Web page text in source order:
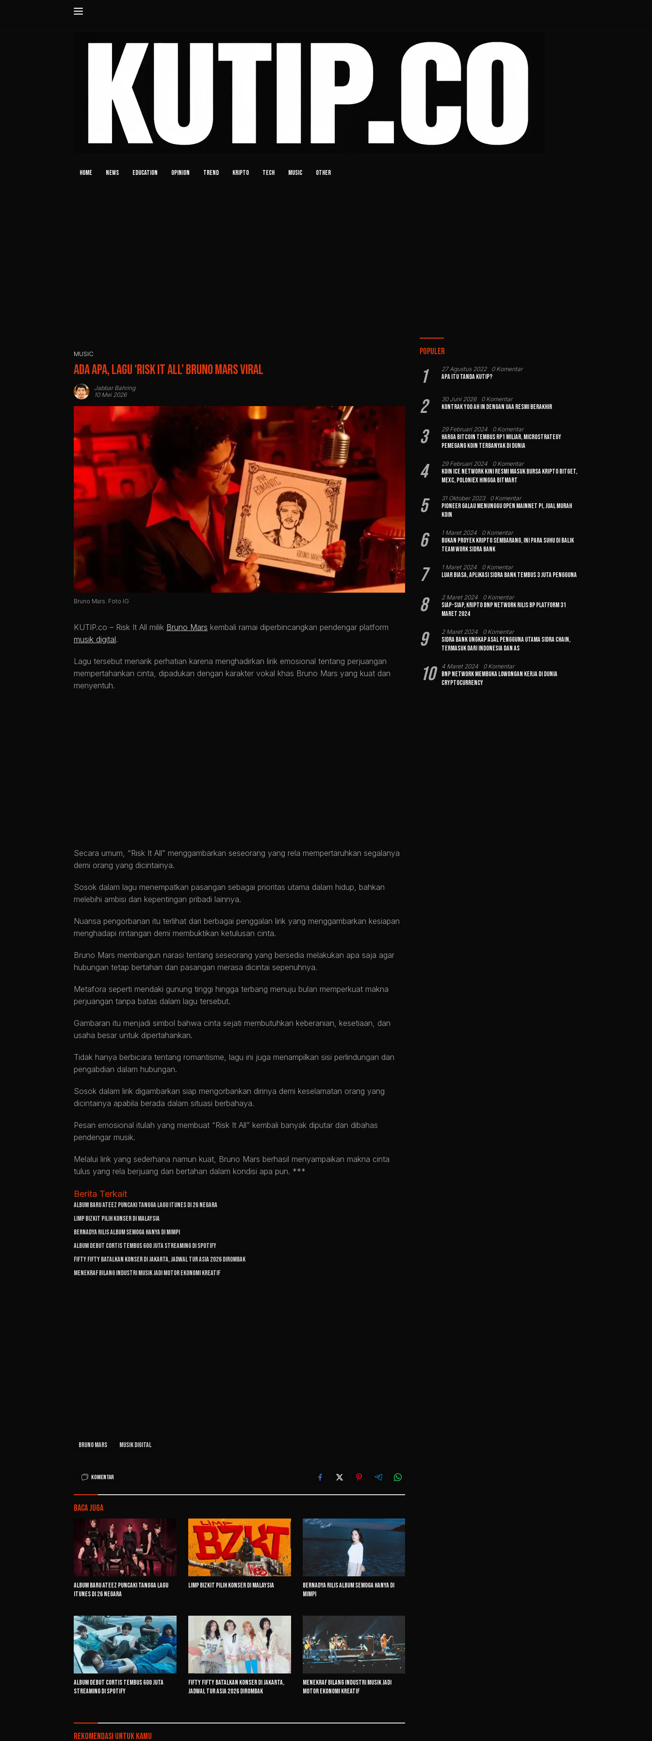
HOME NEWS EDUCATION OPINION TREND KRIPTO TECH MUSIC OTHER
MUSIC
Ada Apa, Lagu ‘Risk It All’ Bruno Mars Viral
Jabbar Bahring
10 Mei 2026
Bruno Mars. Foto IG
KUTIP.co – Risk It All milik Bruno Mars kembali ramai diperbincangkan pendengar platform
musik digital.
Lagu tersebut menarik perhatian karena menghadirkan lirik emosional tentang perjuangan
mempertahankan cinta, dipadukan dengan karakter vokal khas Bruno Mars yang kuat dan
menyentuh.
Secara umum, “Risk It All” menggambarkan seseorang yang rela mempertaruhkan segalanya
demi orang yang dicintainya.
Sosok dalam lagu menempatkan pasangan sebagai prioritas utama dalam hidup, bahkan
melebihi ambisi dan kepentingan pribadi lainnya.
Nuansa pengorbanan itu terlihat dari berbagai penggalan lirik yang menggambarkan kesiapan
menghadapi rintangan demi membuktikan ketulusan cinta.
Bruno Mars membangun narasi tentang seseorang yang bersedia melakukan apa saja agar
hubungan tetap bertahan dan pasangan merasa dicintai sepenuhnya.
Metafora seperti mendaki gunung tinggi hingga terbang menuju bulan memperkuat makna
perjuangan tanpa batas dalam lagu tersebut.
Gambaran itu menjadi simbol bahwa cinta sejati membutuhkan keberanian, kesetiaan, dan
usaha besar untuk dipertahankan.
Tidak hanya berbicara tentang romantisme, lagu ini juga menampilkan sisi perlindungan dan
pengabdian dalam hubungan.
Sosok dalam lirik digambarkan siap mengorbankan dirinya demi keselamatan orang yang
dicintainya apabila berada dalam situasi berbahaya.
Pesan emosional itulah yang membuat “Risk It All” kembali banyak diputar dan dibahas
pendengar musik.
Melalui lirik yang sederhana namun kuat, Bruno Mars berhasil menyampaikan makna cinta
tulus yang rela berjuang dan bertahan dalam kondisi apa pun. ***
Berita Terkait
Album Baru ATEEZ Puncaki Tangga Lagu iTunes di 26 Negara
Limp Bizkit Pilih Konser di Malaysia
Bernadya Rilis Album Semoga Hanya di Mimpi
Album Debut CORTIS Tembus 600 Juta Streaming di Spotify
FIFTY FIFTY Batalkan Konser di Jakarta, Jadwal Tur Asia 2026 Dirombak
Menekraf Bilang Industri Musik Jadi Motor Ekonomi Kreatif
Bruno Mars Musik Digital
Komentar
Baca Juga
Album Baru ATEEZ Puncaki Tangga Lagu
iTunes di 26 Negara
Limp Bizkit Pilih Konser di Malaysia
Bernadya Rilis Album Semoga Hanya di
Mimpi
Album Debut CORTIS Tembus 600 Juta
Streaming di Spotify
FIFTY FIFTY Batalkan Konser di Jakarta,
Jadwal Tur Asia 2026 Dirombak
Menekraf Bilang Industri Musik Jadi
Motor Ekonomi Kreatif
Rekomendasi untuk kamu
Populer
1 27 Agustus 2022 0 Komentar
Apa Itu Tanda Kutip?
2 30 Juni 2026 0 Komentar
Kontrak Yoo Ah In dengan UAA Resmi Berakhir
3 29 Februari 2024 0 Komentar
Harga Bitcoin Tembus Rp1 Miliar, MicroStrategy
Pemegang Koin Terbanyak di Dunia
4 29 Februari 2024 0 Komentar
Koin Ice Network Kini Resmi Masuk Bursa Kripto Bitget,
MEXC, Poloniex hingga BitMart
5 31 Oktober 2023 0 Komentar
Pioneer Galau Menunggu Open Mainnet Pi, Jual Murah
Koin
6 1 Maret 2024 0 Komentar
Bukan Proyek Kripto Sembarang, Ini Para Suhu di Balik
Team Work Sidra Bank
7 1 Maret 2024 0 Komentar
Luar Biasa, Aplikasi Sidra Bank Tembus 3 Juta Pengguna
8 2 Maret 2024 0 Komentar
Siap-siap, Kripto BNP Network Rilis BP Platform 31
Maret 2024
9 2 Maret 2024 0 Komentar
Sidra Bank Ungkap Asal Pengguna Utama Sidra Chain,
Termasuk dari Indonesia dan AS
10 4 Maret 2024 0 Komentar
BNP Network Membuka Lowongan Kerja di Dunia
Cryptocurrency